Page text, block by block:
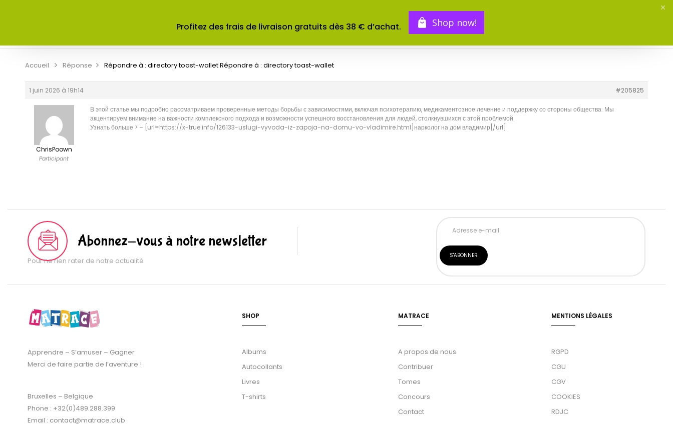
Profitez des frais de livraison gratuits dès 38 € d’achat. Shop now!
CONTACT
Accueil Réponse Répondre à : directory toast-walletRépondre à : directory toast-wallet
1 juin 2026 à 19h14 #205825
ChrisPoown
Participant
В этой статье мы подробно рассматриваем проверенные методы борьбы с зависимостями, включая психотерапию, медикаментозное лечение и поддержку со стороны общества. Мы
акцентируем внимание на важности комплексного подхода и возможности успешного восстановления для людей, столкнувшихся с этой проблемой.
Узнать больше > – [url=https://x-true.info/126133-uslugi-vyvoda-iz-zapoja-na-domu-vo-vladimire.html]нарколог на дом владимир[/url]
Abonnez-vous à notre newsletter
Pour ne rien rater de notre actualité
Apprendre – S’amuser – Gagner
Merci de faire partie de l’aventure !
Bruxelles – Belgique
Phone : +32(0)489.288.399
Email : contact@matrace.club
SHOP
Albums
Autocollants
Livres
T-shirts
MATRACE
A propos de nous
Contribuer
Tomes
Concours
Contact
MENTIONS LÉGALES
RGPD
CGU
CGV
COOKIES
RDJC